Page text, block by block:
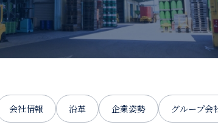
会社情報 沿革 企業姿勢 グループ会